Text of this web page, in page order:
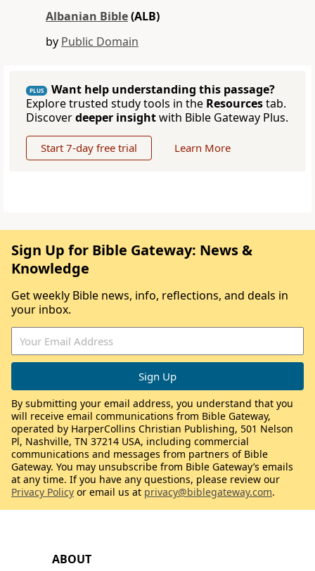
Albanian Bible(ALB)
by Public Domain
PLUS
Want help understanding this passage?
Explore trusted study tools in the Resourcestab.
Discoverdeeper insightwith Bible Gateway Plus.
Start 7-day free trial Learn More
ABOUT
Sign Up for Bible Gateway: News &
Knowledge
Get weekly Bible news, info, reflections, and deals in
your inbox.
By submitting your email address, you understand that you
will receive email communications from Bible Gateway,
operated by HarperCollins Christian Publishing, 501 Nelson
Pl, Nashville, TN 37214 USA, including commercial
communications and messages from partners of Bible
Gateway. You may unsubscribe from Bible Gateway’s emails
at any time. If you have any questions, please review our
Privacy Policy or email us at privacy@biblegateway.com.